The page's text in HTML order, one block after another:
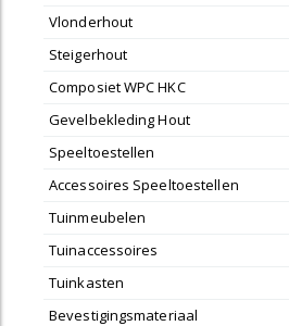
Vlonderhout
Steigerhout
Composiet WPC HKC
Gevelbekleding Hout
Speeltoestellen
Accessoires Speeltoestellen
Tuinmeubelen
Tuinaccessoires
Tuinkasten
Bevestigingsmateriaal